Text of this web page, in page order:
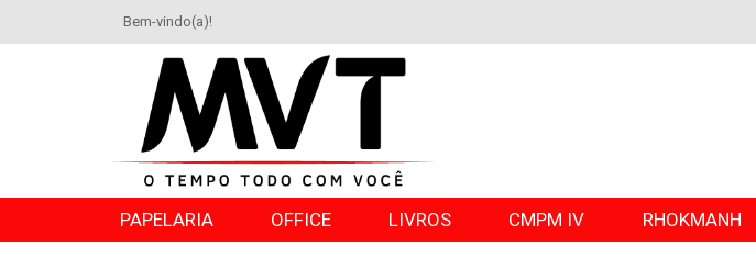
Bem-vindo(a)!
PAPELARIA OFFICE LIVROS CMPM IV RHOKMANH